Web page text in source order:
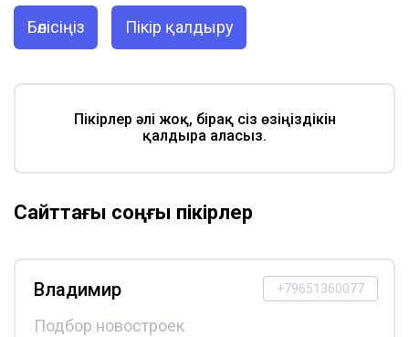
Бөлісіңіз Пікір қалдыру
Пікірлер әлі жоқ, бірақ сіз өзіңіздікін
қалдыра аласыз.
Сайттағы соңғы пікірлер
+79651360077
Владимир
Подбор новостроек